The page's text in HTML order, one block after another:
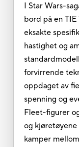
I Star Wars-
bord på en
eksakte
hastighet og
forvirrende
oppdaget av
spenning og
Fleet-figurer
og kjøretøyene
kamper